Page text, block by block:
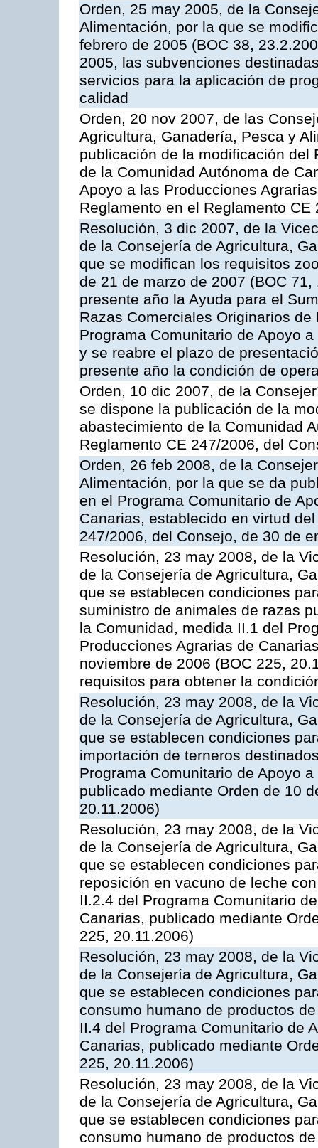
Orden, 25 may 2005, de la
Alimentación, por la que se
febrero de 2005 (BOC 38,
2005, las subvenciones
servicios para la aplicación de
calidad
Orden, 20 nov 2007, de las
Agricultura, Ganadería, Pesca y
publicación de la modificación del
de la Comunidad Autónoma de
Apoyo a las Producciones
Reglamento en el Reglamento
Resolución, 3 dic 2007, de la
de la Consejería de Agricultura,
que se modifican los requisitos
de 21 de marzo de 2007 (BOC
presente año la Ayuda para el
Razas Comerciales Originarios
Programa Comunitario de Apoyo
y se reabre el plazo de
presente año la condición de
Orden, 10 dic 2007, de la
se dispone la publicación de la
abastecimiento de la Comunidad
Reglamento CE 247/2006, del
Orden, 26 feb 2008, de la
Alimentación, por la que se da
en el Programa Comunitario de
Canarias, establecido en virtud
247/2006, del Consejo, de 30 de
Resolución, 23 may 2008, de la
de la Consejería de Agricultura,
que se establecen condiciones
suministro de animales de razas
la Comunidad, medida II.1 del
Producciones Agrarias de
noviembre de 2006 (BOC 225,
requisitos para obtener la
Resolución, 23 may 2008, de la
de la Consejería de Agricultura,
que se establecen condiciones
importación de terneros
Programa Comunitario de Apoyo
publicado mediante Orden de 10
20.11.2006)
Resolución, 23 may 2008, de la
de la Consejería de Agricultura,
que se establecen condiciones
reposición en vacuno de leche
II.2.4 del Programa Comunitario
Canarias, publicado mediante
225, 20.11.2006)
Resolución, 23 may 2008, de la
de la Consejería de Agricultura,
que se establecen condiciones
consumo humano de productos
II.4 del Programa Comunitario de
Canarias, publicado mediante
225, 20.11.2006)
Resolución, 23 may 2008, de la
de la Consejería de Agricultura,
que se establecen condiciones
consumo humano de productos